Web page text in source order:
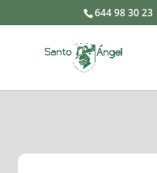
644 98 30 23